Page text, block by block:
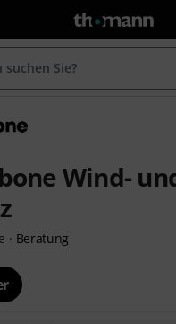
Wind-
· Beratung